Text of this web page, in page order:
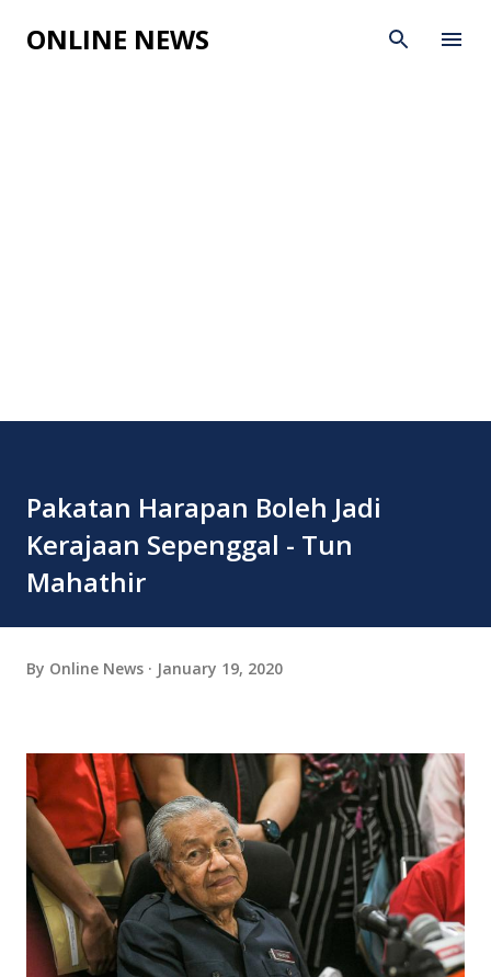
Skip to main content
ONLINE NEWS
Pakatan Harapan Boleh Jadi
Kerajaan Sepenggal - Tun
Mahathir
By Online News January 19, 2020